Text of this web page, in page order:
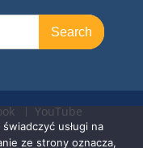
YouTube
usługi na
ze strony oznacza,